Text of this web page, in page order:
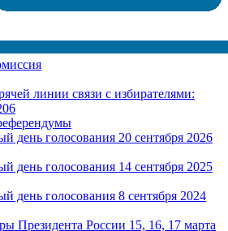
линии связи с избирателями:
день голосования 20 сентября 2026
день голосования 14 сентября 2025
день голосования 8 сентября 2024
Президента России 15, 16, 17 марта